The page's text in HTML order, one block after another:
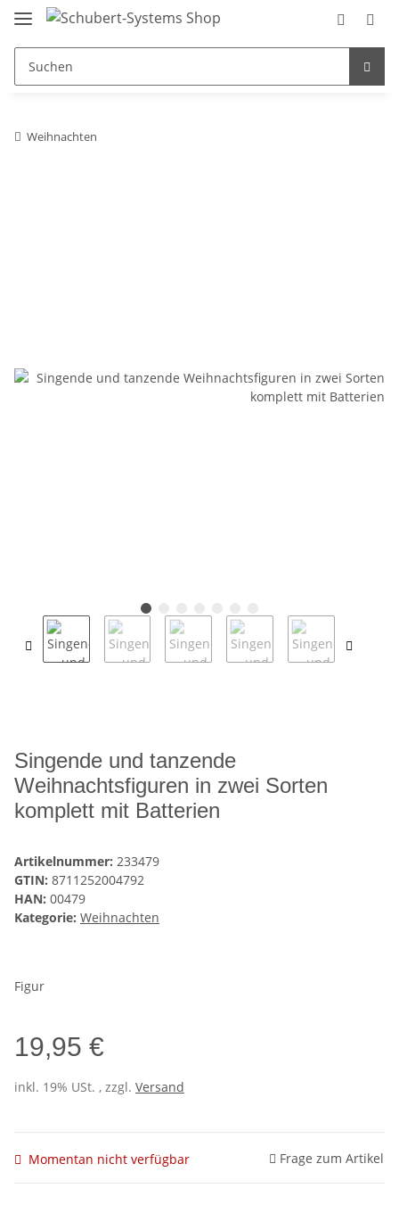
Weihnachten
Singende und tanzende
Weihnachtsfiguren in zwei Sorten
komplett mit Batterien
Artikelnummer: 233479
GTIN: 8711252004792
HAN: 00479
Kategorie: Weihnachten
Figur
19,95 €
inkl. 19% USt. , zzgl. Versand
Momentan nicht verfügbar Frage zum Artikel